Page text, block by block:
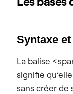
Syntaxe
La balise
signifie
sans créer de